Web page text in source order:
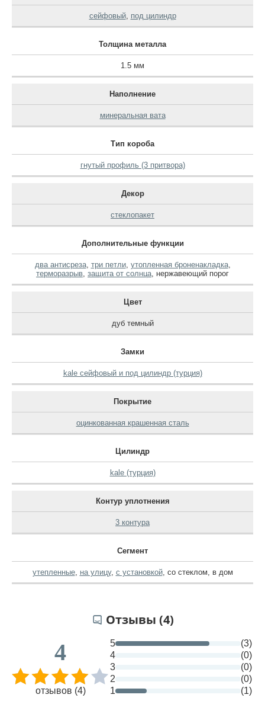
сейфовый, под цилиндр
Толщина металла
1.5 мм
Наполнение
минеральная вата
Тип короба
гнутый профиль (3 притвора)
Декор
стеклопакет
Дополнительные функции
два антисреза, три петли, утопленная броненакладка,
терморазрыв, защита от солнца, нержавеющий порог
Цвет
дуб темный
Замки
kale сейфовый и под цилиндр (турция)
Покрытие
оцинкованная крашенная сталь
Цилиндр
kale (турция)
Контур уплотнения
3 контура
Сегмент
утепленные, на улицу, с установкой, со стеклом, в дом
Отзывы (4)
4
отзывов (4)
5
(3)
4
(0)
3
(0)
2
(0)
1
(1)